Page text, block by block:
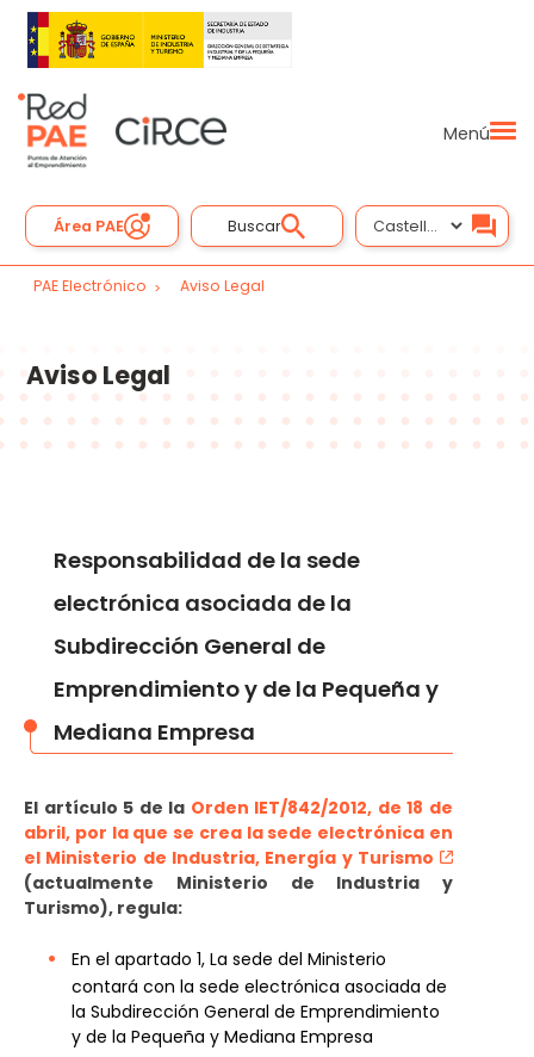
Área PAE Buscar
Menú
PAE Electrónico Aviso Legal
Aviso Legal
Responsabilidad de la sede
electrónica asociada de la
Subdirección General de
Emprendimiento y de la Pequeña y
Mediana Empresa
El artículo 5 de la Orden IET/842/2012, de 18 de
abril, por la que se crea la sede electrónica en
el Ministerio de Industria, Energía y Turismo
(actualmente Ministerio de Industria y
Turismo), regula:
En el apartado 1, La sede del Ministerio
contará con la sede electrónica asociada de
la Subdirección General de Emprendimiento
y de la Pequeña y Mediana Empresa